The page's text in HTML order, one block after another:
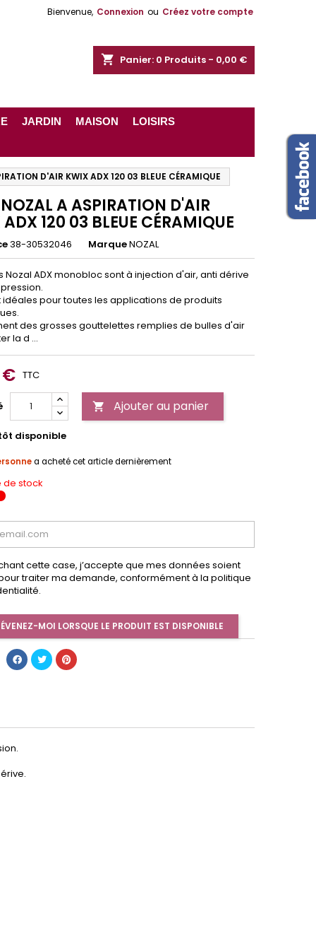
Bienvenue, Connexion ou Créez votre compte
shopping_cart Panier: 0 Produits - 0,00 €
JARDIN MAISON LOISIRS
D'AIR KWIX ADX 120 03 BLEUE CÉRAMIQUE
A ASPIRATION D'AIR
120 03 BLEUE CÉRAMIQUE
38-30532046 MarqueNOZAL
Nozal ADX monobloc sont à injection d'air, anti dérive
idéales pour toutes les applications de produits
des grosses gouttelettes remplies de bulles d'air
la d ...
€ TTC
 Ajouter au panier
disponible
a acheté cet article dernièrement
de stock
cette case, j’accepte que mes données soient
traiter ma demande, conformément à la politique
MOI LORSQUE LE PRODUIT EST DISPONIBLE